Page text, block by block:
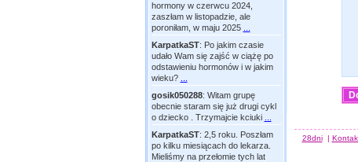
hormony w czerwcu 2024,
zaszłam w listopadzie, ale
poroniłam, w maju 2025
KarpatkaST: Po jakim czasie
udało Wam się zajść w ciążę po
odstawieniu hormonów i w jakim
wieku?
gosik050288: Witam grupę
obecnie staram się już drugi cykl
o dziecko . Trzymajcie kciuki
KarpatkaST: 2,5 roku. Poszłam
po kilku miesiącach do lekarza.
Mieliśmy na przełomie tych lat
28dni |